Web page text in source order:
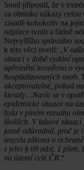
Soud připustil, že v
za ohnisko nákazy
zásadě kohokoliv na
odpůrce tvrdit a řádně
Nejvyššího správního
k této věci uvedl: „V
situaci v době vydání
upřesnění hovořeno o
hospitalizovaných osob.
akceptovatelné, pokud
klesaly…Navíc se v
epidemické situace na
byla v plném rozsahu
školách. V takové
jasně odůvodnil, proč je
smyslu zákona o
s jeho § 69 odst. 1 písm.
na území celé ČR.“